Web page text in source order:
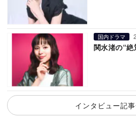
国内ドラマ
関水渚の“
インタビュー記